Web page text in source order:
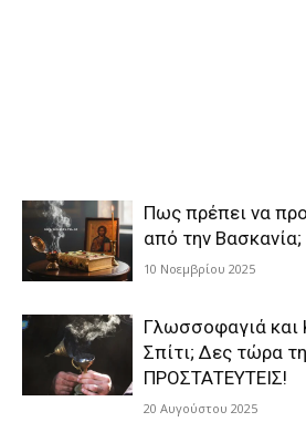
Πως πρέπει να
από την Βασκανία;
10 Νοεμβρίου 2025
Γλωσσοφαγιά και
Σπίτι; Δες τώρα
ΠΡΟΣΤΑΤΕΥΤΕΙΣ!
20 Αυγούστου 2025